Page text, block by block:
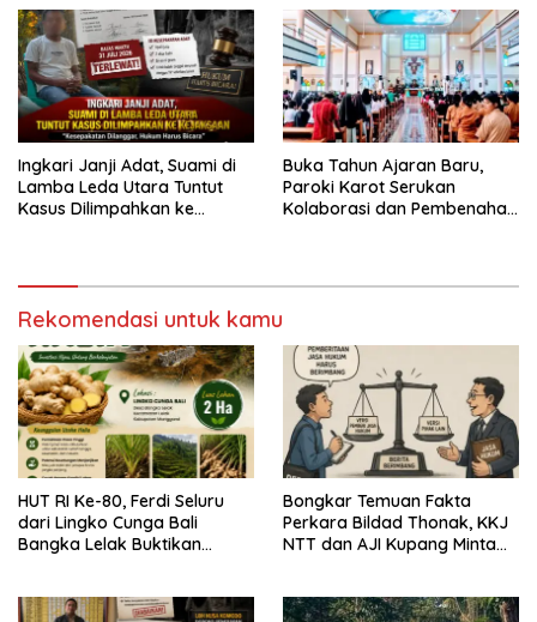
Pengabaian Sanksi Adat
Ingkari Janji Adat, Suami di
Lamba Leda Utara Tuntut
Kasus Dilimpahkan ke
Buka Tahun Ajaran Baru,
Paroki Karot Serukan
Kolaborasi dan Pembenahan
Rekomendasi untuk kamu
HUT RI Ke-80, Ferdi Seluru
dari Lingko Cunga Bali
Bangka Lelak Buktikan
Bongkar Temuan Fakta
Perkara Bildad Thonak, KKJ
NTT dan AJI Kupang Minta